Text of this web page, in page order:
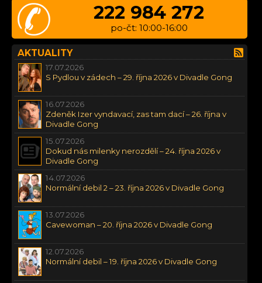
222 984 272
po-čt: 10:00-16:00
AKTUALITY
17.07.2026
S Pydlou v zádech – 29. října 2026 v Divadle Gong
16.07.2026
Zdeněk Izer vyndavací, zas tam dací – 26. října v
Divadle Gong
15.07.2026
Dokud nás milenky nerozdělí – 24. října 2026 v
Divadle Gong
14.07.2026
Normální debil 2 – 23. října 2026 v Divadle Gong
13.07.2026
Cavewoman – 20. října 2026 v Divadle Gong
12.07.2026
Normální debil – 19. října 2026 v Divadle Gong